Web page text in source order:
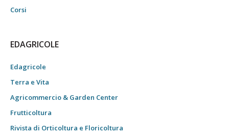
Corsi
EDAGRICOLE
Edagricole
Terra e Vita
Agricommercio & Garden Center
Frutticoltura
Rivista di Orticoltura e Floricoltura